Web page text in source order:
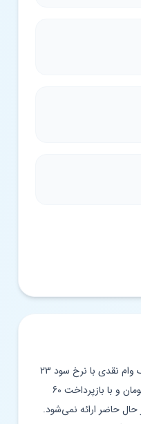
وام میانگین حساب موسسه ملل یک وام نقدی با نرخ سود 23
درصد است که حداکثر تا 2 میلیارد تومان و با بازپرداخت 60
حاضر ارائه نمی‌شود.